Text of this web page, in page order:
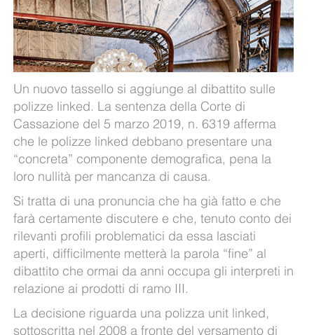
Un nuovo tassello si aggiunge al dibattito sulle
polizze linked. La sentenza della Corte di
Cassazione del 5 marzo 2019, n. 6319 afferma
che le polizze linked debbano presentare una
“concreta” componente demografica, pena la
loro nullità per mancanza di causa.
Si tratta di una pronuncia che ha già fatto e che
farà certamente discutere e che, tenuto conto dei
rilevanti profili problematici da essa lasciati
aperti, difficilmente metterà la parola “fine” al
dibattito che ormai da anni occupa gli interpreti in
relazione ai prodotti di ramo III.
La decisione riguarda una polizza unit linked,
sottoscritta nel 2008 a fronte del versamento di